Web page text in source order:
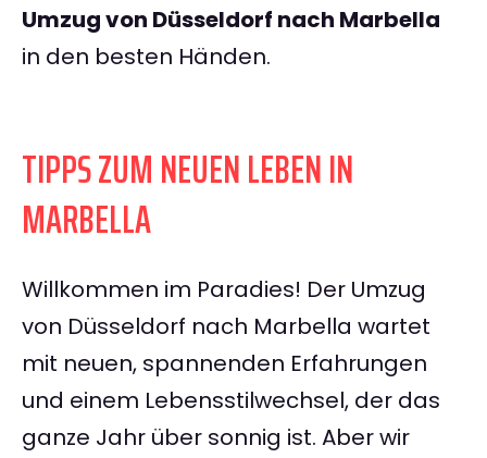
Umzug von Düsseldorf nach Marbella
in den besten Händen.
TIPPS ZUM NEUEN LEBEN IN
MARBELLA
Willkommen im Paradies! Der Umzug
von Düsseldorf nach Marbella wartet
mit neuen, spannenden Erfahrungen
und einem Lebensstilwechsel, der das
ganze Jahr über sonnig ist. Aber wir